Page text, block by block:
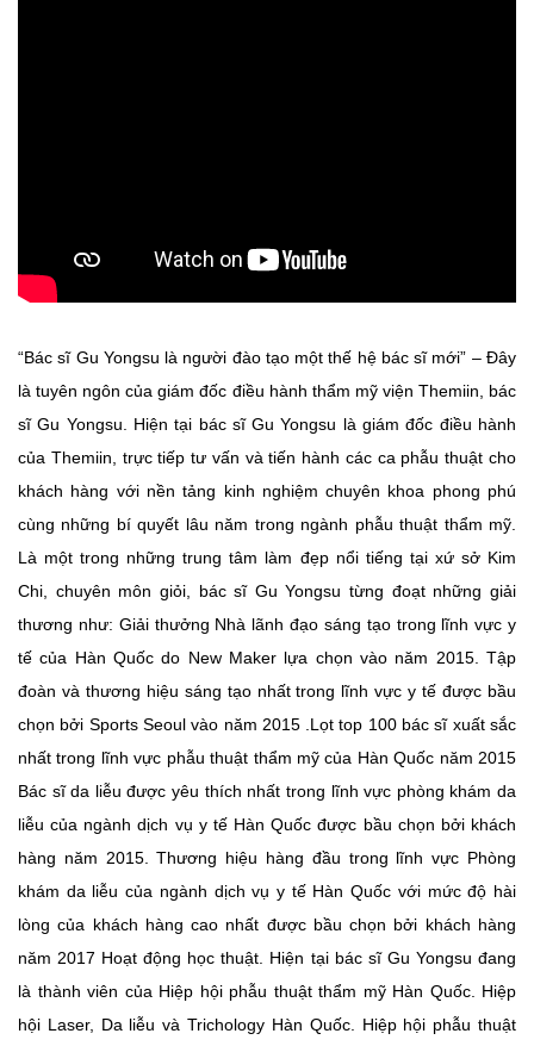
“Bác sĩ Gu Yongsu là người đào tạo một thế hệ bác sĩ mới” – Đây
là tuyên ngôn của giám đốc điều hành thẩm mỹ viện Themiin, bác
sĩ Gu Yongsu. Hiện tại bác sĩ Gu Yongsu là giám đốc điều hành
của Themiin, trực tiếp tư vấn và tiến hành các ca phẫu thuật cho
khách hàng với nền tảng kinh nghiệm chuyên khoa phong phú
cùng những bí quyết lâu năm trong ngành phẫu thuật thẩm mỹ.
Là một trong những trung tâm làm đẹp nổi tiếng tại xứ sở Kim
Chi, chuyên môn giỏi, bác sĩ Gu Yongsu từng đoạt những giải
thương như: Giải thưởng Nhà lãnh đạo sáng tạo trong lĩnh vực y
tế của Hàn Quốc do New Maker lựa chọn vào năm 2015. Tập
đoàn và thương hiệu sáng tạo nhất trong lĩnh vực y tế được bầu
chọn bởi Sports Seoul vào năm 2015 .Lọt top 100 bác sĩ xuất sắc
nhất trong lĩnh vực phẫu thuật thẩm mỹ của Hàn Quốc năm 2015
Bác sĩ da liễu được yêu thích nhất trong lĩnh vực phòng khám da
liễu của ngành dịch vụ y tế Hàn Quốc được bầu chọn bởi khách
hàng năm 2015. Thương hiệu hàng đầu trong lĩnh vực Phòng
khám da liễu của ngành dịch vụ y tế Hàn Quốc với mức độ hài
lòng của khách hàng cao nhất được bầu chọn bởi khách hàng
năm 2017 Hoạt động học thuật. Hiện tại bác sĩ Gu Yongsu đang
là thành viên của Hiệp hội phẫu thuật thẩm mỹ Hàn Quốc. Hiệp
hội Laser, Da liễu và Trichology Hàn Quốc. Hiệp hội phẫu thuật